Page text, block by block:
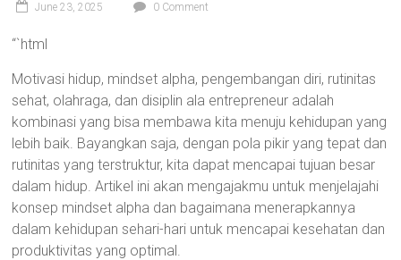
June 23, 2025 0 Comment
“`html
Motivasi hidup, mindset alpha, pengembangan diri, rutinitas
sehat, olahraga, dan disiplin ala entrepreneur adalah
kombinasi yang bisa membawa kita menuju kehidupan yang
lebih baik. Bayangkan saja, dengan pola pikir yang tepat dan
rutinitas yang terstruktur, kita dapat mencapai tujuan besar
dalam hidup. Artikel ini akan mengajakmu untuk menjelajahi
konsep mindset alpha dan bagaimana menerapkannya
dalam kehidupan sehari-hari untuk mencapai kesehatan dan
produktivitas yang optimal.